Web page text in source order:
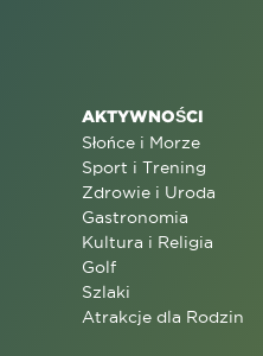
AKTYWNOŚCI
Słońce i Morze
Sport i Trening
Zdrowie i Uroda
Gastronomia
Kultura i Religia
Golf
Szlaki
Atrakcje dla Rodzin